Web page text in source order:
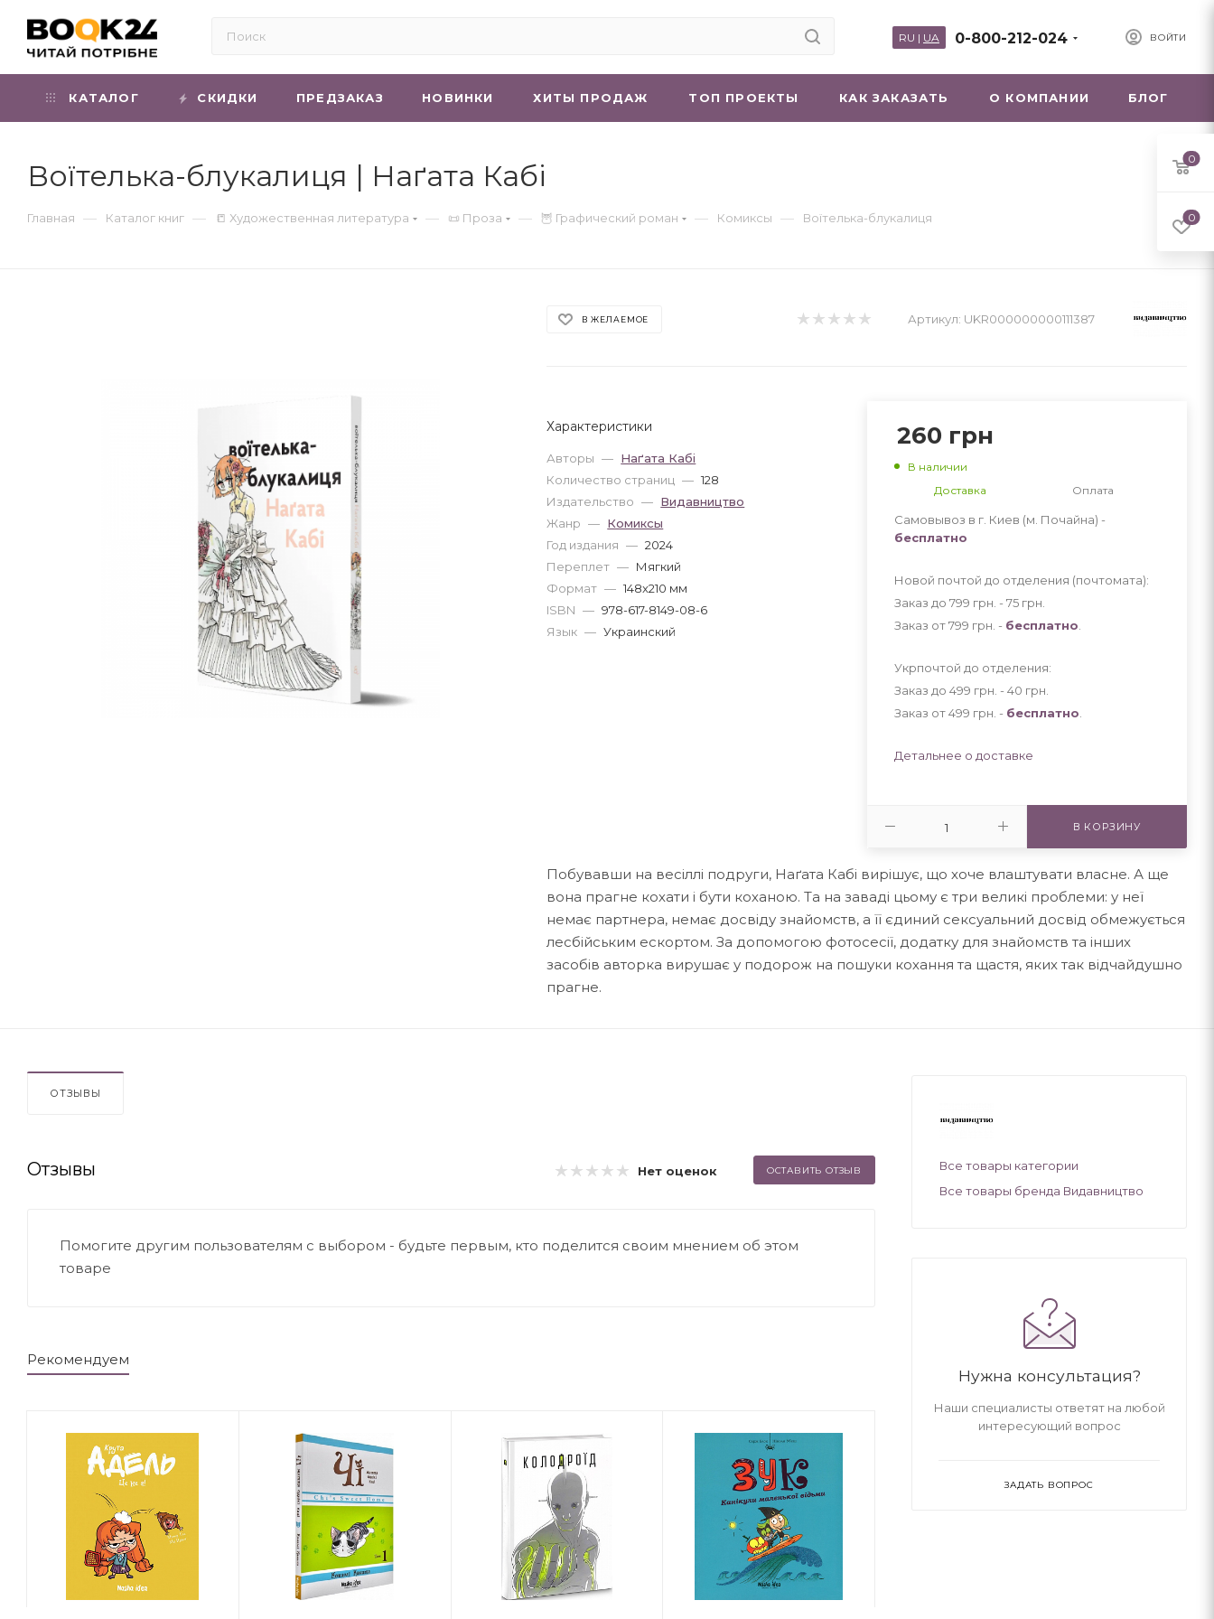
ВОЙТИ
0-800-212-024
RU | UA
КАТАЛОГ СКИДКИ ПРЕДЗАКАЗ НОВИНКИ ХИТЫ ПРОДАЖ ТОП ПРОЕКТЫ КАК ЗАКАЗАТЬ О КОМПАНИИ БЛОГ
Воїтелька-блукалиця | Наґата Кабі
Главная — Каталог книг — 📒 Художественная литература — 📜 Проза — 🦉 Графический роман — Комиксы — Воїтелька-блукалиця
В ЖЕЛАЕМОЕ Артикул: UKR000000000111387
Характеристики
Авторы — Наґата Кабі
Количество страниц — 128
Издательство — Видавництво
Жанр — Комиксы
Год издания — 2024
Переплет — Мягкий
Формат — 148x210 мм
ISBN — 978-617-8149-08-6
Язык — Украинский
260 грн
В наличии
Доставка
Оплата
Самовывоз в г. Киев (м. Почайна) -
бесплатно
Новой почтой до отделения (почтомата):
Заказ до 799 грн. - 75 грн
Заказ от 799 грн. - бесплатно
Укрпочтой до отделения:
Заказ до 499 грн. - 40 грн
Заказ от 499 грн. - бесплатно
Детальнее о доставке
В КОРЗИНУ
Побувавши на весіллі подруги, Наґата Кабі вирішує, що хоче влаштувати власне. А ще
вона прагне кохати і бути коханою. Та на заваді цьому є три великі проблеми: у неї
немає партнера, немає досвіду знайомств, а її єдиний сексуальний досвід обмежується
лесбійським ескортом. За допомогою фотосесії, додатку для знайомств та інших
засобів авторка вирушає у подорож на пошуки кохання та щастя, яких так відчайдушно
прагне.
ОТЗЫВЫ
Отзывы Нет оценок ОСТАВИТЬ ОТЗЫВ
Помогите другим пользователям с выбором - будьте первым, кто поделится своим мнением об этом
товаре
Рекомендуем
Все товары категории
Все товары бренда Видавництво
Нужна консультация?
Наши специалисты ответят на любой
интересующий вопрос
ЗАДАТЬ ВОПРОС
0
0